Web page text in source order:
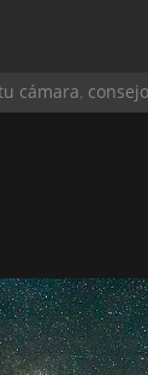
cámara,